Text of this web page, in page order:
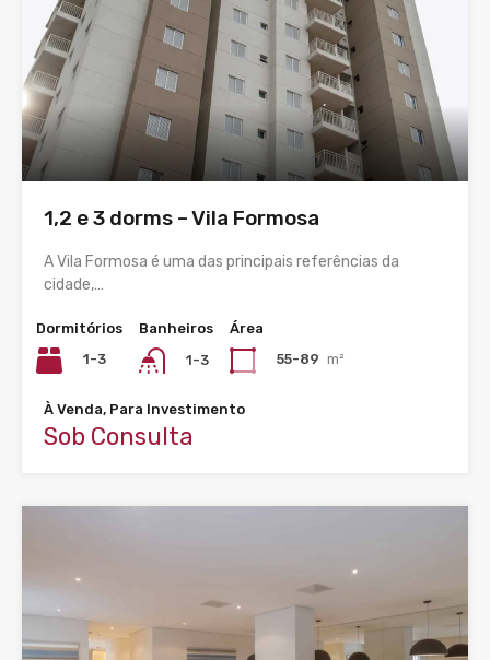
1,2 e 3 dorms – Vila Formosa
A Vila Formosa é uma das principais referências da
cidade,…
Dormitórios
1-3
Banheiros
1-3
Área
55-89 m²
À Venda, Para Investimento
Sob Consulta